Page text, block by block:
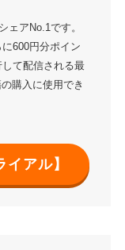
ェアNo.1です。
600円分ポイン
て配信される最
購入に使用でき
アル】